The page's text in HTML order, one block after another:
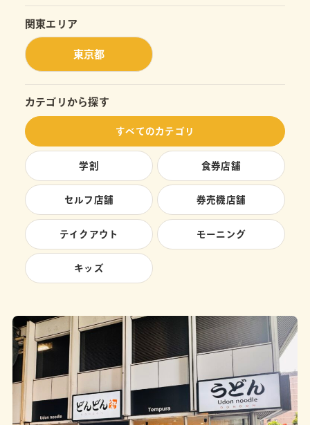
関東エリア
東京都
カテゴリから探す
すべてのカテゴリ
学割 食券店舗
セルフ店舗 券売機店舗
テイクアウト モーニング
キッズ